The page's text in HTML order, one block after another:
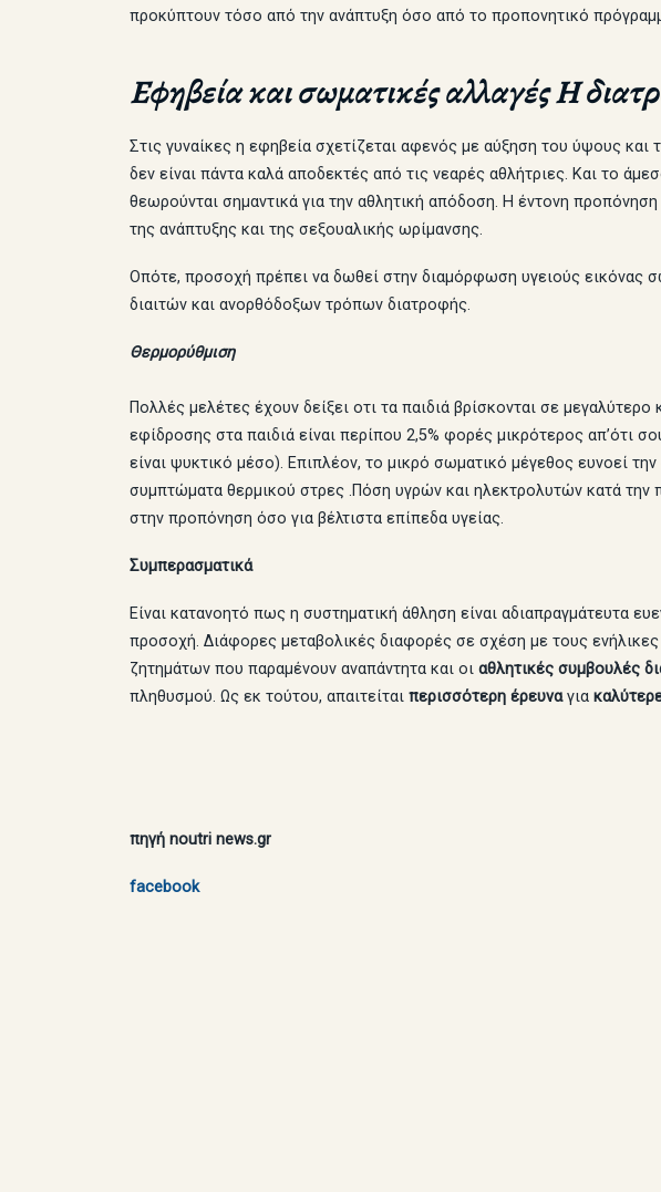
προκύπτουν τόσο από την ανάπτυξη όσο από το προπονητικό
Εφηβεία και σωματικές αλλαγές Η
Στις γυναίκες η εφηβεία σχετίζεται αφενός με αύξηση του ύψους
δεν είναι πάντα καλά αποδεκτές από τις νεαρές αθλήτριες. Και το
θεωρούνται σημαντικά για την αθλητική απόδοση. Η έντονη
της ανάπτυξης και της σεξουαλικής ωρίμανσης.
Οπότε, προσοχή πρέπει να δωθεί στην διαμόρφωση υγειούς εικόνας
διαιτών και ανορθόδοξων τρόπων διατροφής.
Θερμορύθμιση
Πολλές μελέτες έχουν δείξει οτι τα παιδιά βρίσκονται σε
εφίδροσης στα παιδιά είναι περίπου 2,5% φορές μικρότερος
είναι ψυκτικό μέσο). Επιπλέον, το μικρό σωματικό μέγεθος ευνοεί
συμπτώματα θερμικού στρες .Πόση υγρών και ηλεκτρολυτών κατά
στην προπόνηση όσο για βέλτιστα επίπεδα υγείας.
Συμπερασματικά
Είναι κατανοητό πως η συστηματική άθληση είναι αδιαπραγμάτευτα
προσοχή. Διάφορες μεταβολικές διαφορές σε σχέση με τους
ζητημάτων που παραμένουν αναπάντητα και οι αθλητικές συμβουλές
πληθυσμού. Ως εκ τούτου, απαιτείται περισσότερη έρευναγια
πηγή noutri news.gr
facebook